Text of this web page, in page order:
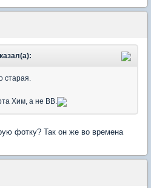
старая.
Хим, а не ВВ.
фотку? Так он же во времена